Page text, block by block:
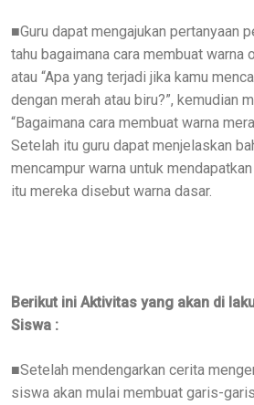
■Guru dapat mengajukan pertanyaan
tahu bagaimana cara membuat warna
atau “Apa yang terjadi jika kamu
dengan merah atau biru?”, kemudian
“Bagaimana cara membuat warna
Setelah itu guru dapat menjelaskan
mencampur warna untuk
itu mereka disebut warna dasar.
Berikut ini Aktivitas yang akan di
Siswa :
■Setelah mendengarkan cerita
siswa akan mulai membuat garis-